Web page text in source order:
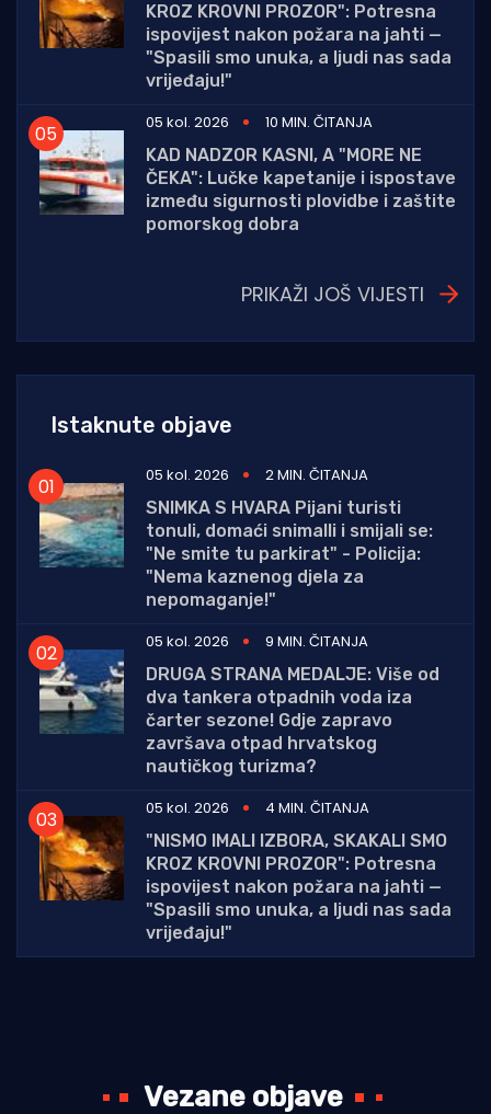
KROZ KROVNI PROZOR": Potresna
ispovijest nakon požara na jahti —
"Spasili smo unuka, a ljudi nas sada
vrijeđaju!"
05 kol. 2026
10 MIN. ČITANJA
KAD NADZOR KASNI, A "MORE NE
ČEKA": Lučke kapetanije i ispostave
između sigurnosti plovidbe i zaštite
pomorskog dobra
PRIKAŽI JOŠ VIJESTI
Istaknute objave
05 kol. 2026
2 MIN. ČITANJA
SNIMKA S HVARA Pijani turisti
tonuli, domaći snimalli i smijali se:
"Ne smite tu parkirat" - Policija:
"Nema kaznenog djela za
nepomaganje!"
05 kol. 2026
9 MIN. ČITANJA
DRUGA STRANA MEDALJE: Više od
dva tankera otpadnih voda iza
čarter sezone! Gdje zapravo
završava otpad hrvatskog
nautičkog turizma?
05 kol. 2026
4 MIN. ČITANJA
"NISMO IMALI IZBORA, SKAKALI SMO
KROZ KROVNI PROZOR": Potresna
ispovijest nakon požara na jahti —
"Spasili smo unuka, a ljudi nas sada
vrijeđaju!"
Vezane objave